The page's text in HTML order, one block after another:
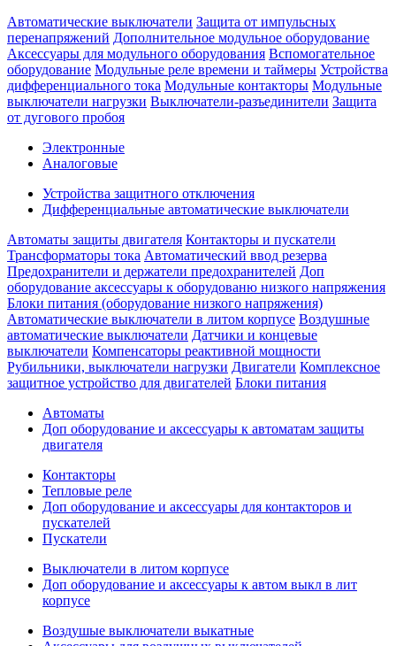
Автоматические выключатели Защита от импульсных
перенапряжений Дополнительное модульное оборудование
Аксессуары для модульного оборудования Вспомогательное
оборудование Модульные реле времени и таймеры Устройства
дифференциального тока Модульные контакторы Модульные
выключатели нагрузки Выключатели-разъединители Защита
от дугового пробоя
Электронные
Аналоговые
Устройства защитного отключения
Дифференциальные автоматические выключатели
Автоматы защиты двигателя Контакторы и пускатели
Трансформаторы тока Автоматический ввод резерва
Предохранители и держатели предохранителей Доп
оборудование аксессуары к оборудованю низкого напряжения
Блоки питания (оборудование низкого напряжения)
Автоматические выключатели в литом корпусе Воздушные
автоматические выключатели Датчики и концевые
выключатели Компенсаторы реактивной мощности
Рубильники, выключатели нагрузки Двигатели Комплексное
защитное устройство для двигателей Блоки питания
Автоматы
Доп оборудование и аксессуары к автоматам защиты
двигателя
Контакторы
Тепловые реле
Доп оборудование и аксессуары для контакторов и
пускателей
Пускатели
Выключатели в литом корпусе
Доп оборудование и аксессуары к автом выкл в лит
корпусе
Воздушые выключатели выкатные